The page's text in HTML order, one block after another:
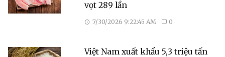
vọt 289 lần
7/30/2026 9:22:45 AM 0
Việt Nam xuất khẩu 5,3 triệu tấn